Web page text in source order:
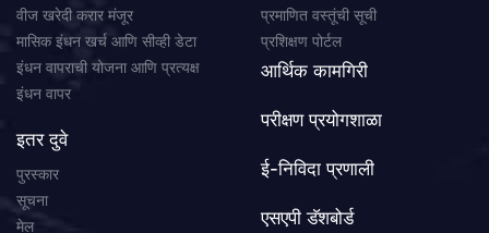
वीज खरेदी करार मंजूर
मासिक इंधन खर्च आणि सीव्ही डेटा
इंधन वापराची योजना आणि प्रत्यक्ष
इंधन वापर
इतर दुवे
पुरस्कार
सूचना
मेल
प्रमाणित वस्तूंची सूची
प्रशिक्षण पोर्टल
आर्थिक कामगिरी
परीक्षण प्रयोगशाळा
ई-निविदा प्रणाली
एसएपी डॅशबोर्ड